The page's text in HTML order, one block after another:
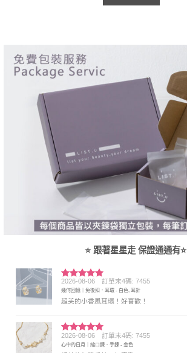
⭐ 跟著星星走 保證通通有⭐
評分5 滿
分 5
2026-08-06 訂單末4碼: 7455
幾何回憶｜免後扣．耳環 - 白色, 耳針
超美的小香風耳環！好喜歡！
評分5 滿
分 5
2026-08-06 訂單末4碼: 7455
心中的日月｜縮口鍊．手鍊 - 金色